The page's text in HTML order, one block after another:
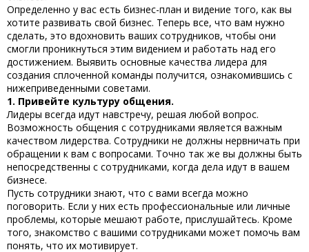
Определенно у вас есть бизнес-план и видение того, как вы
хотите развивать свой бизнес. Теперь все, что вам нужно
сделать, это вдохновить ваших сотрудников, чтобы они
смогли проникнуться этим видением и работать над его
достижением. Выявить основные качества лидера для
создания сплоченной команды получится, ознакомившись с
нижеприведенными советами.
1. Привейте культуру общения.
Лидеры всегда идут навстречу, решая любой вопрос.
Возможность общения с сотрудниками является важным
качеством лидерства. Сотрудники не должны нервничать при
обращении к вам с вопросами. Точно так же вы должны быть
непосредственны с сотрудниками, когда дела идут в вашем
бизнесе.
Пусть сотрудники знают, что с вами всегда можно
поговорить. Если у них есть профессиональные или личные
проблемы, которые мешают работе, прислушайтесь. Кроме
того, знакомство с вашими сотрудниками может помочь вам
понять, что их мотивирует.